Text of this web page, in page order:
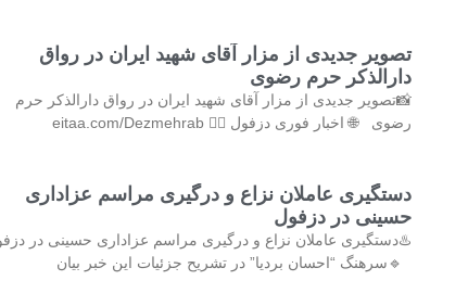
تصویر جدیدی از مزار آقای شهید ایران در رواق
دارالذکر حرم رضوی
📸تصویر جدیدی از مزار آقای شهید ایران در رواق دارالذکر حرم
رضوی 🌐 اخبار فوری دزفول 👇🏻 eitaa.com/Dezmehrab
دستگیری عاملان نزاع و درگیری مراسم عزاداری
حسینی در دزفول
♨️دستگیری عاملان نزاع و درگیری مراسم عزاداری حسینی در
🔹سرهنگ “احسان بردیا” در تشریح جزئیات این خبر بیان